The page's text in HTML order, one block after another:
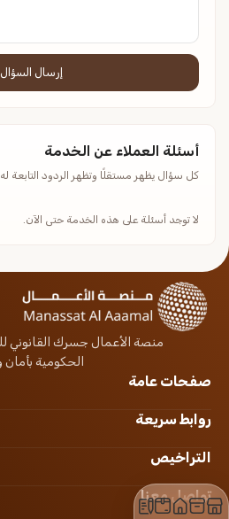
إرسال السؤال
أسئلة العملاء عن الخدمة
كل سؤال يظهر مستقلًا وتظهر الردود التابعة
لا توجد أسئلة على هذه الخدمة حتى الآن.
منصة الأعمال جسرك القانوني
الحكومية بأمان
صفحات عامة
روابط سريعة
التراخيص
تواصل معنا